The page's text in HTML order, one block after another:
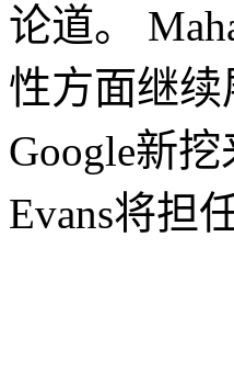
论道。
性方面继
Google新
Evans将担